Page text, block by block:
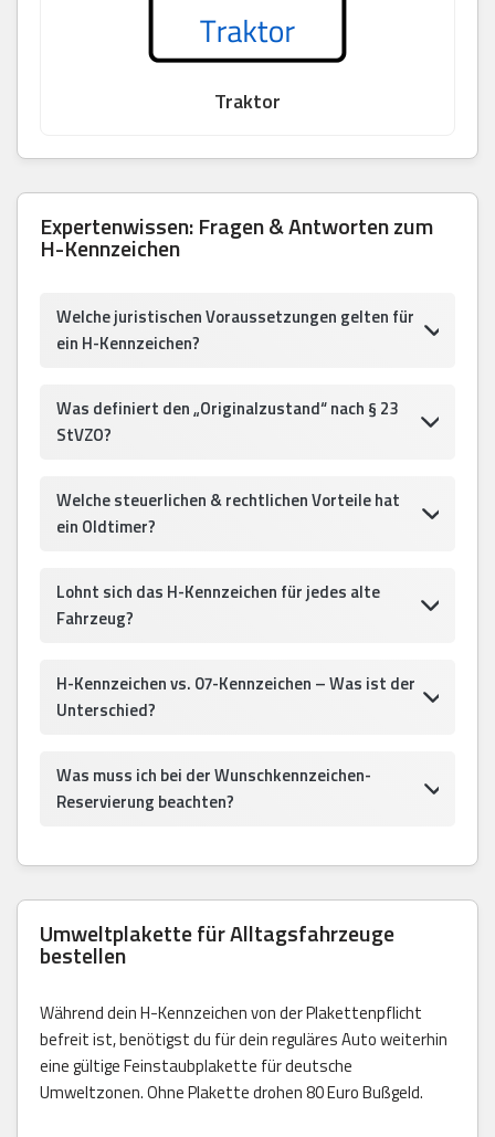
Traktor
Expertenwissen: Fragen & Antworten zum
H-Kennzeichen
Welche juristischen Voraussetzungen gelten für
ein H-Kennzeichen?
Was definiert den „Originalzustand“ nach § 23
StVZO?
Welche steuerlichen & rechtlichen Vorteile hat
ein Oldtimer?
Lohnt sich das H-Kennzeichen für jedes alte
Fahrzeug?
H-Kennzeichen vs. 07-Kennzeichen – Was ist der
Unterschied?
Was muss ich bei der Wunschkennzeichen-
Reservierung beachten?
Umweltplakette für Alltagsfahrzeuge
bestellen
Während dein H-Kennzeichen von der Plakettenpflicht
befreit ist, benötigst du für dein reguläres Auto weiterhin
eine gültige Feinstaubplakette für deutsche
Umweltzonen. Ohne Plakette drohen 80 Euro Bußgeld.